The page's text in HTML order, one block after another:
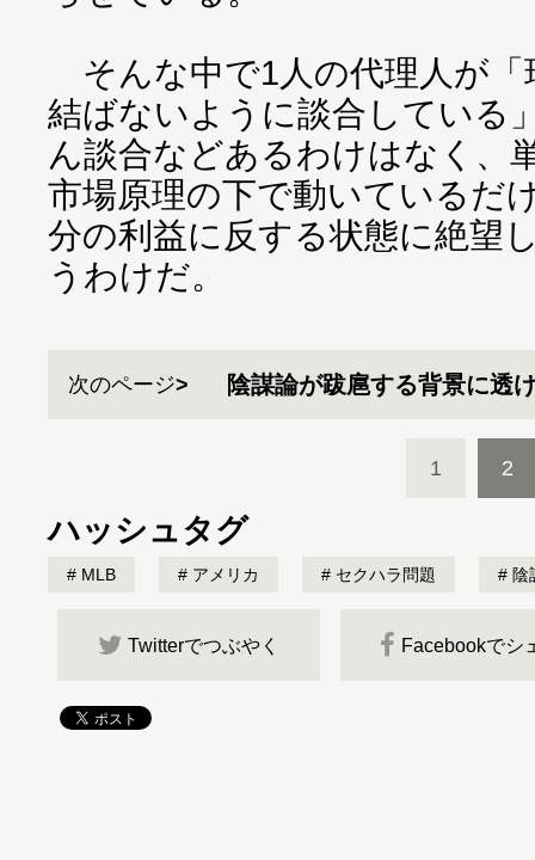
そんな中で1人の代理人が「
結ばないように談合している
ん談合などあるわけはなく、
市場原理の下で動いているだ
分の利益に反する状態に絶望
うわけだ。
次のページ 陰謀論が跋扈する背景に透
1 2
ハッシュタグ
MLB アメリカ セクハラ問題 陰
Twitterでつぶやく Facebookでシ